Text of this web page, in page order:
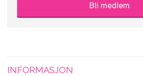
Bli medlem
INFORMASJON